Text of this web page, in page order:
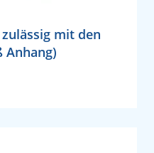
mit den
Anhang)